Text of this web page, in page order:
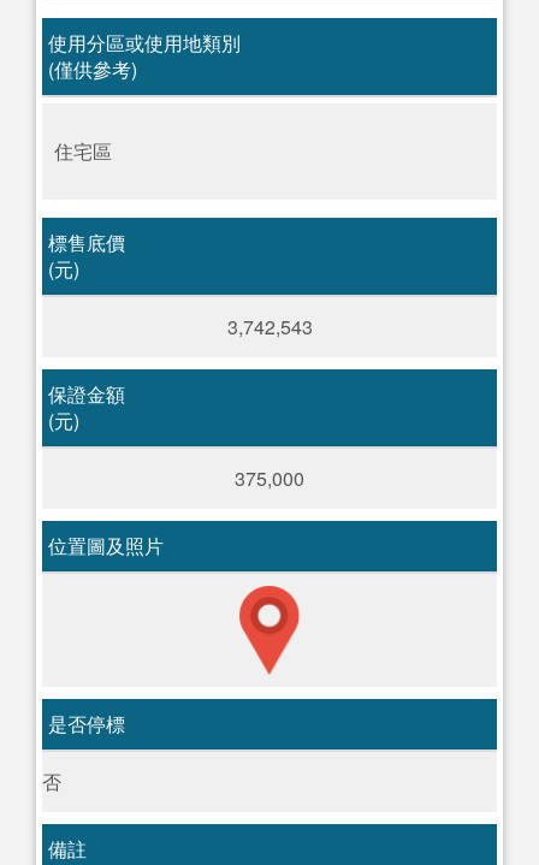
使用分區或使用地類別
(僅供參考)
住宅區
標售底價
(元)
3,742,543
保證金額
(元)
375,000
位置圖及照片
是否停標
否
備註